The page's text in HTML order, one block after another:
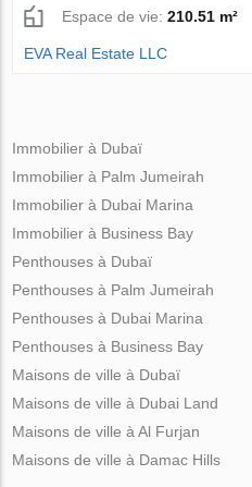
Espace de vie:210.51 m²
EVA Real Estate LLC
Immobilier à Dubaï
Immobilier à Palm Jumeirah
Immobilier à Dubai Marina
Immobilier à Business Bay
Penthouses à Dubaï
Penthouses à Palm Jumeirah
Penthouses à Dubai Marina
Penthouses à Business Bay
Maisons de ville à Dubaï
Maisons de ville à Dubai Land
Maisons de ville à Al Furjan
Maisons de ville à Damac Hills